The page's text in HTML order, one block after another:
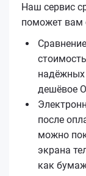
Наш сервис
поможет вам
надёжных
дешёвое
после
можно
экрана
как